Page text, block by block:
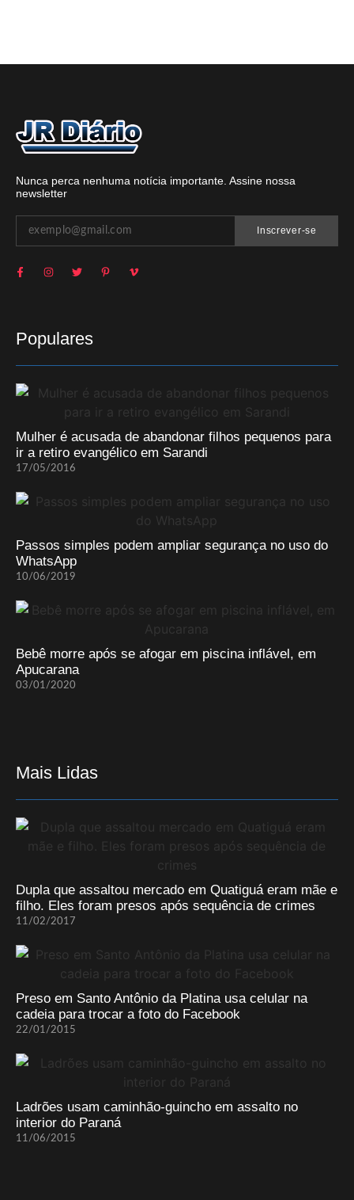
Nunca perca nenhuma notícia importante. Assine nossa
newsletter
Inscrever-se
Populares
Mulher é acusada de abandonar filhos pequenos para
ir a retiro evangélico em Sarandi
17/05/2016
Passos simples podem ampliar segurança no uso do
WhatsApp
10/06/2019
Bebê morre após se afogar em piscina inflável, em
Apucarana
03/01/2020
Mais Lidas
Dupla que assaltou mercado em Quatiguá eram mãe e
filho. Eles foram presos após sequência de crimes
11/02/2017
Preso em Santo Antônio da Platina usa celular na
cadeia para trocar a foto do Facebook
22/01/2015
Ladrões usam caminhão-guincho em assalto no
interior do Paraná
11/06/2015